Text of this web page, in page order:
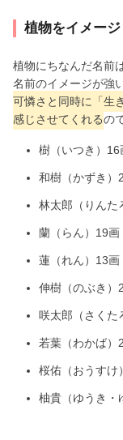
植物をイメー
植物にちなんだ名前
名前のイメージが強
可憐さと同時に「生
感じさせてくれるの
樹（いつき）16
和樹（かずき）
林太郎（りんた
蘭（らん）19画
蓮（れん）13画
伸樹（のぶき）
咲太郎（さくた
若葉（わかば）
桜佑（おうすけ
柚貴（ゆうき・